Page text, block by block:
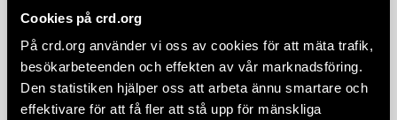
Cookies på crd.org
På crd.org använder vi oss av cookies för att mäta trafik,
besökarbeteenden och effekten av vår marknadsföring.
Den statistiken hjälper oss att arbeta ännu smartare och
effektivare för att få fler att stå upp för mänskliga
No Step Back – Pristina Pride 2025
KOSOVO,NYHETER 13 juni 2025